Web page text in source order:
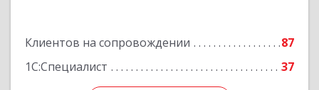
Клиентов на сопровождении
87
1С:Специалист
37